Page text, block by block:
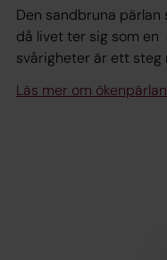
Den sandbruna
då livet ter sig som
svårigheter är ett
Läs mer om